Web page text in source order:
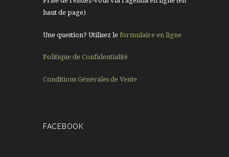
haut de page)
Une question? Utilisez le formulaire en ligne
Politique de Confidentialité
Conditions Générales de Vente
FACEBOOK